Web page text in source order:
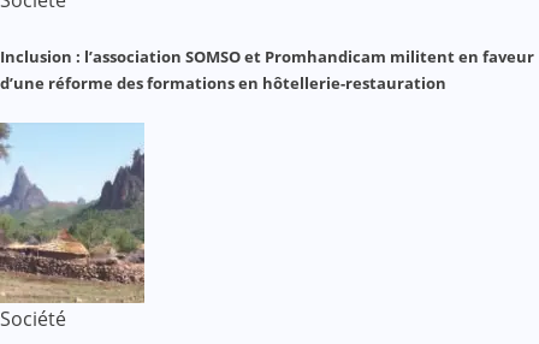
Inclusion : l’association SOMSO et Promhandicam militent en faveur
d’une réforme des formations en hôtellerie-restauration
Société